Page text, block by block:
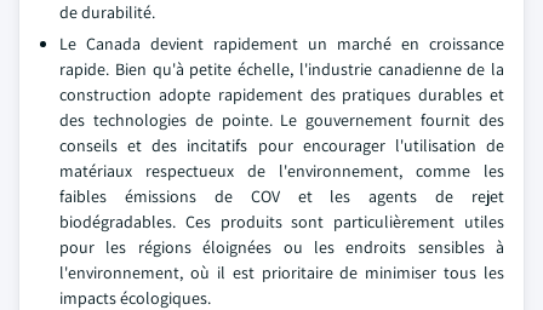
de durabilité.
Le Canada devient rapidement un marché en croissance
rapide. Bien qu'à petite échelle, l'industrie canadienne de la
construction adopte rapidement des pratiques durables et
des technologies de pointe. Le gouvernement fournit des
conseils et des incitatifs pour encourager l'utilisation de
matériaux respectueux de l'environnement, comme les
faibles émissions de COV et les agents de rejet
biodégradables. Ces produits sont particulièrement utiles
pour les régions éloignées ou les endroits sensibles à
l'environnement, où il est prioritaire de minimiser tous les
impacts écologiques.